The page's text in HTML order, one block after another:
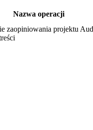
Nazwa operacji
zaopiniowania projektu